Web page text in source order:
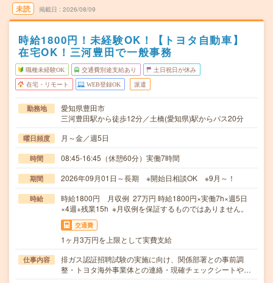
未読 掲載日 2026/08/09
時給1800円！未経験OK！【トヨタ自動車】
在宅OK！三河豊田で一般事務
職種未経験OK 交通費別途支給あり 土日祝日が休み
在宅・リモート WEB登録OK 派遣
勤務地
愛知県豊田市
三河豊田駅から徒歩12分／土橋(愛知県)駅からバス20分
曜日頻度 月～金／週5日
時間 08:45-16:45（休憩60分）実働7時間
期間 2026年09月01日～長期 ※開始日相談OK ※9月～！
時給
時給1800円 月収例 27万円 時給1800円×実働7h×週5日
×4週+残業15h ※月収例を保証するものではありません。
交通費
1ヶ月3万円を上限として実費支給
仕事内容
排ガス認証招聘試験の実施に向け、関係部署との事前調
整・トヨタ海外事業体との連絡・現確チェックシートや…